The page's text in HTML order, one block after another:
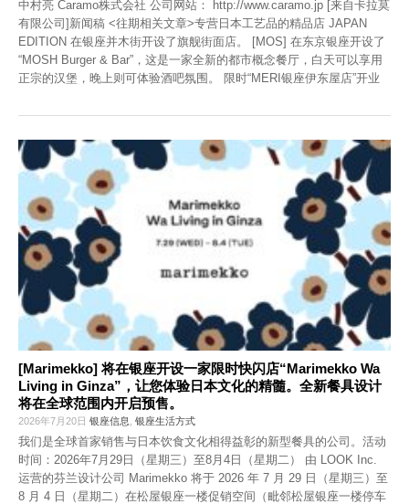
中村亮 Caramo株式会社 公司网站： http://www.caramo.jp [来自卡拉莫
有限公司]新闻稿 <往期相关文章>专营日本工艺品的精品店 JAPAN
EDITION 在银座并木街开设了旗舰街面店。 [MOS] 在东京银座开设了
“MOSH Burger & Bar”，这是一家全新的都市概念餐厅，白天可以享用
正宗的汉堡，晚上则可体验酒吧氛围。 限时“MERI银座伊东屋店”开业
[Marimekko] 将在银座开设一家限时快闪店“Marimekko Wa
Living in Ginza”，让您体验日本文化的精髓。全新餐具设计
将在全球范围内开启预售。
2026年7月20日 银座信息 银座生活方式
我们是全球首家销售与日本饮食文化相得益彰的新型餐具的公司。活动
时间：2026年7月29日（星期三）至8月4日（星期二） 由 LOOK Inc.
运营的芬兰设计公司 Marimekko 将于 2026 年 7 月 29 日（星期三）至
8 月 4 日（星期二）在松屋银座一楼促销空间（毗邻松屋银座一楼停车